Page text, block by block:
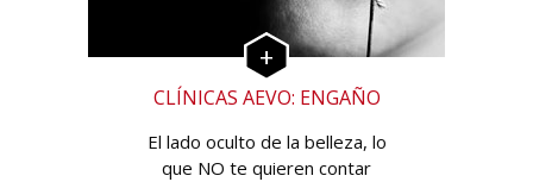
CLÍNICAS AEVO: ENGAÑO
El lado oculto de la belleza, lo
que NO te quieren contar